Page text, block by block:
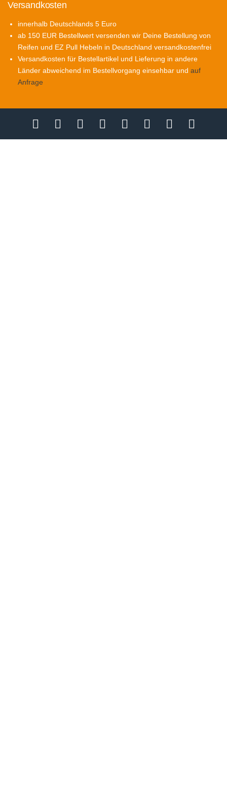
Versandkosten
innerhalb Deutschlands 5 Euro
ab 150 EUR Bestellwert versenden wir Deine Bestellung von
Reifen und EZ Pull Hebeln in Deutschland versandkostenfrei
Versandkosten für Bestellartikel und Lieferung in andere
Länder abweichend im Bestellvorgang einsehbar und auf
Anfrage